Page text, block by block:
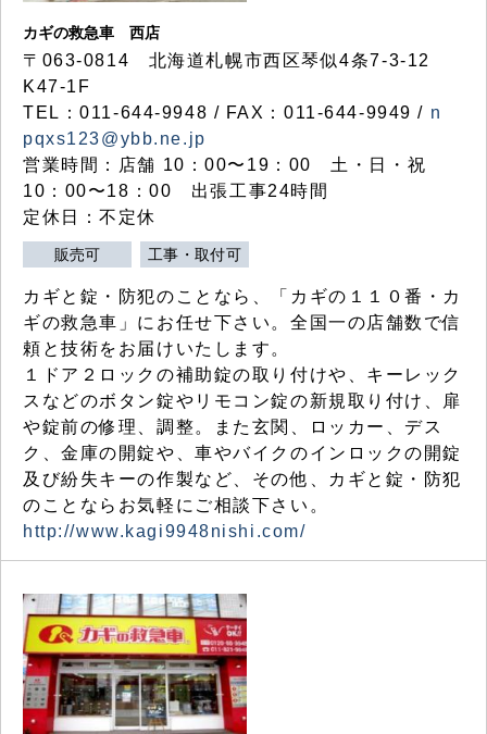
カギの救急車 西店
〒063-0814 北海道札幌市西区琴似4条7-3-12
K47-1F
TEL：011-644-9948 / FAX：011-644-9949 / n
pqxs123@ybb.ne.jp
営業時間：店舗 10：00〜19：00 土・日・祝
10：00〜18：00 出張工事24時間
定休日：不定休
販売可 工事・取付可
カギと錠・防犯のことなら、「カギの１１０番・カ
ギの救急車」にお任せ下さい。全国一の店舗数で信
頼と技術をお届けいたします。
１ドア２ロックの補助錠の取り付けや、キーレック
スなどのボタン錠やリモコン錠の新規取り付け、扉
や錠前の修理、調整。また玄関、ロッカー、デス
ク、金庫の開錠や、車やバイクのインロックの開錠
及び紛失キーの作製など、その他、カギと錠・防犯
のことならお気軽にご相談下さい。
http://www.kagi9948nishi.com/